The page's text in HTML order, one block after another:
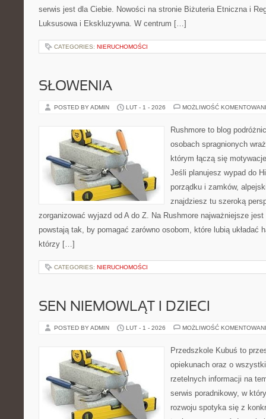
serwis jest dla Ciebie. Nowości na stronie Biżuteria Etniczna i
Luksusowa i Ekskluzywna. W centrum […]
CATEGORIES: NIERUCHOMOŚCI
SŁOWENIA
POSTED BY ADMIN LUT - 1 - 2026 MOŻLIWOŚĆ
Rushmore to blog
osobach spragnionych
którym łączą się
Jeśli planujesz wypad do
porządku i zamków,
znajdziesz tu szeroką
zorganizować wyjazd od A do Z. Na Rushmore najważniejsze
powstają tak, by pomagać zarówno osobom, które lubią układać
którzy […]
CATEGORIES: NIERUCHOMOŚCI
SEN NIEMOWLĄT I DZIECI
POSTED BY ADMIN LUT - 1 - 2026 MOŻLIWOŚĆ
Przedszkole Kubuś to
opiekunach oraz o
rzetelnych informacji na
serwis poradnikowy, w
rozwoju spotyka się z